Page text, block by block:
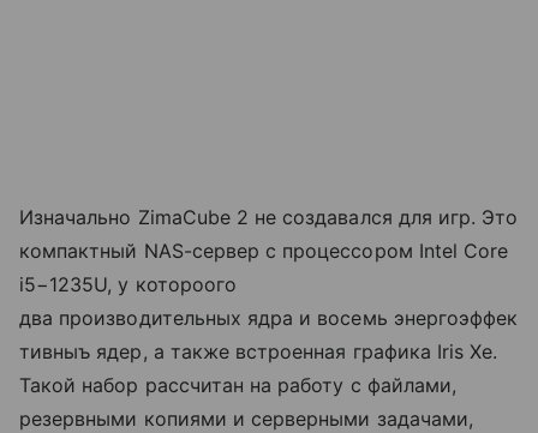
Изначально ZimaCube 2 не создавался для игр. Это
компактный NAS-сервер с процессором Intel Core
i5−1235U, у котороого
два производительных ядра и восемь энергоэффек
тивныъ ядер, а также встроенная графика Iris Xe.
Такой набор рассчитан на работу с файлами,
резервными копиями и серверными задачами,